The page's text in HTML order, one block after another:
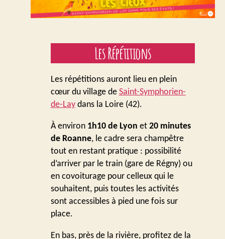
Les Répétitions
Les répétitions auront lieu en plein
cœur du village de Saint-Symphorien-
de-Laydans la Loire (42).
À environ 1h10 de Lyon et 20 minutes
de Roanne, le cadre sera champêtre
tout en restant pratique : possibilité
d’arriver par le train (gare de Régny) ou
en covoiturage pour celleux qui le
souhaitent, puis toutes les activités
sont accessibles à pied une fois sur
place.
En bas, près de la rivière, profitez de la